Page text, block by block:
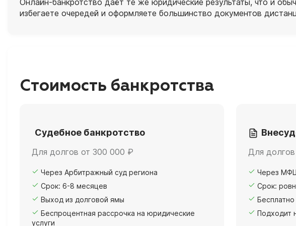
Онлайн‑банкротство даёт те же юридические результаты, что и
избегаете очередей и оформляете большинство документов
Стоимость банкротства
Судебное банкротство
Для долгов от 300 000 ₽
Через Арбитражный суд региона
Срок: 6-8 месяцев
Выход из долговой ямы
Беспроцентная рассрочка на юридические
услуги
Для
Через
Срок:
Подходит